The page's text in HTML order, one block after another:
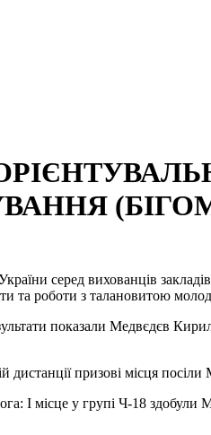
серед вихованців
та роботи з талановитою
показали Медвєдєв
призові місця
І місце у групі Ч-18